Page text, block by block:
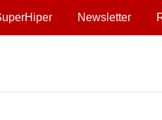
Newsletter